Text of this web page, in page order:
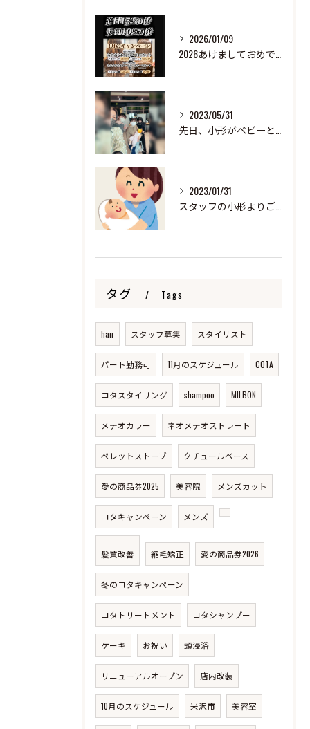
2026/01/09
2023/05/31
2023/01/31
タグ Tags
hair スタッフ募集 スタイリスト
パート勤務可 11月のスケジュール COTA
コタスタイリング shampoo MILBON
メテオカラー ネオメテオストレート
ペレットストーブ クチュールベース
愛の商品券2025 美容院 メンズカット
コタキャンペーン メンズ
髪質改善 縮毛矯正 愛の商品券2026
冬のコタキャンペーン
コタトリートメント コタシャンプー
ケーキ お祝い 頭浸浴
リニューアルオープン 店内改装
10月のスケジュール 米沢市 美容室